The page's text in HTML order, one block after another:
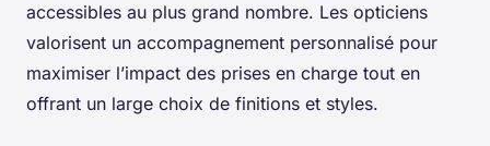
accessibles au plus grand nombre. Les opticiens
valorisent un accompagnement personnalisé pour
maximiser l’impact des prises en charge tout en
offrant un large choix de finitions et styles.